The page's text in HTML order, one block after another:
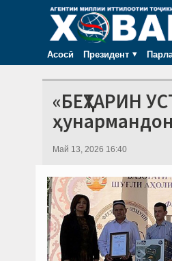
Асосӣ Президент
«БЕҲТАРИН
Май 13, 2026 16:40